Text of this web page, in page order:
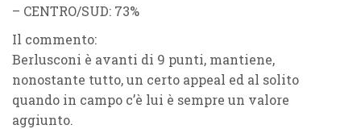
– CENTRO/SUD: 73%
Il commento:
Berlusconi è avanti di 9 punti, mantiene,
nonostante tutto, un certo appeal ed al solito
quando in campo c’è lui è sempre un valore
aggiunto.